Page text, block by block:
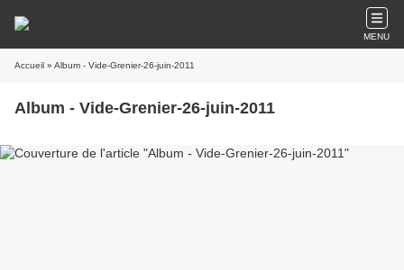
MENU
Accueil » Album - Vide-Grenier-26-juin-2011
Album - Vide-Grenier-26-juin-2011